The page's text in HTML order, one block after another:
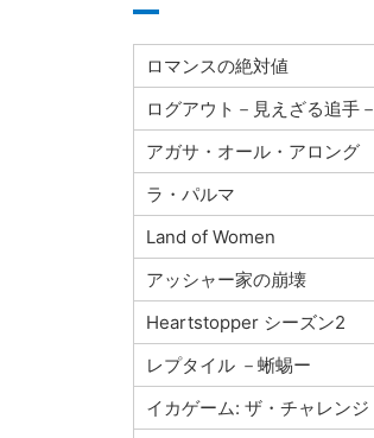
ロマンスの絶対値
ログアウト－見えざる追手－
アガサ・オール・アロング
ラ・パルマ
Land of Women
アッシャー家の崩壊
Heartstopper シーズン2
レプタイル －蜥蜴ー
イカゲーム: ザ・チャレンジ